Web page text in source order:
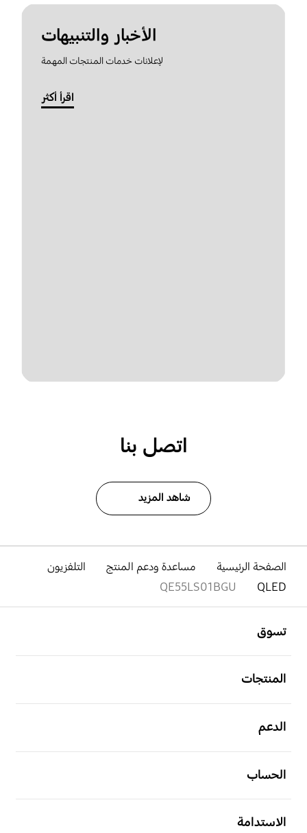
الأخبار والتنبيهات
لإعلانات خدمات المنتجات المهمة
اقرأ أكثر
اتصل بنا
شاهد المزيد
الصفحة الرئيسية مساعدة ودعم المنتج
التلفزيون
QLED
QE55LS01BGU
تسوق
المنتجات
الدعم
الحساب
الاستدامة